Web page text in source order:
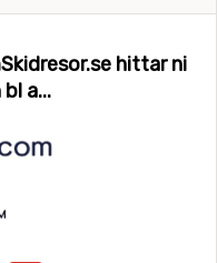
hittar ni
a...